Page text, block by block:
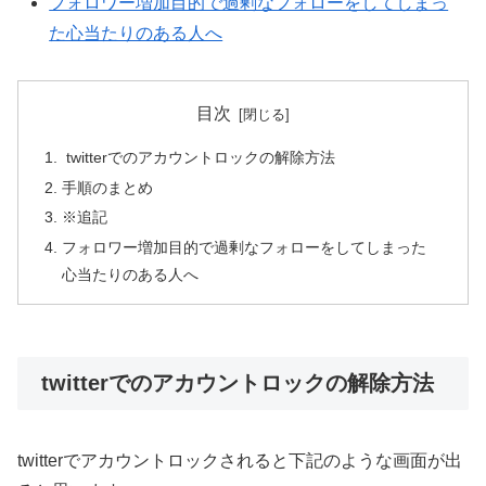
た心当たりのある人へ
目次
twitterでのアカウントロックの解除方法
手順のまとめ
※追記
フォロワー増加目的で過剰なフォローをしてしまった
心当たりのある人へ
twitterでのアカウントロックの解除方法
twitterでアカウントロックされると下記のような画面が出